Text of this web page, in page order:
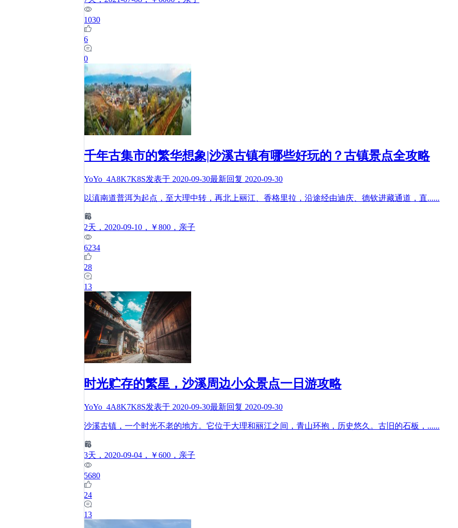
1030
6
0
千年古集市的繁华想象|沙溪古镇有哪些好玩的？古镇景点全攻略
YoYo_4A8K7K8S发表于 2020-09-30最新回复 2020-09-30
以滇南道普洱为起点，至大理中转，再北上丽江、香格里拉，沿途经由迪庆、德钦进藏通道，直......
2天 ，2020-09-10 ，￥800 ，亲子
6234
28
13
时光贮存的繁星，沙溪周边小众景点一日游攻略
YoYo_4A8K7K8S发表于 2020-09-30最新回复 2020-09-30
沙溪古镇，一个时光不老的地方。它位于大理和丽江之间，青山环抱，历史悠久。古旧的石板， ......
3天 ，2020-09-04 ，￥600 ，亲子
5680
24
13